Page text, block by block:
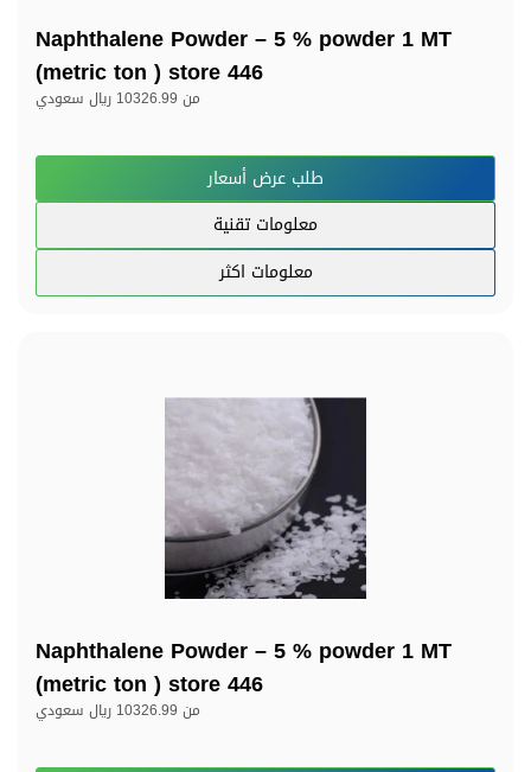
Naphthalene Powder – 5 % powder 1 MT
(metric ton ) store 446
من 10326.99 ريال سعودي
طلب عرض أسعار
معلومات تقنية
معلومات اكثر
Naphthalene Powder – 5 % powder 1 MT
(metric ton ) store 446
من 10326.99 ريال سعودي